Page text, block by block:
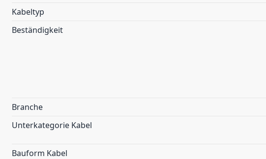
Kabeltyp
Beständigkeit
Branche
Unterkategorie Kabel
Bauform Kabel